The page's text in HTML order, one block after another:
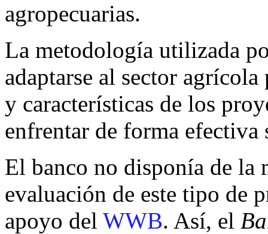
agropecuarias.
La metodología utilizada
adaptarse al sector agrícola
y características de los
enfrentar de forma efectiva
El banco no disponía de la
evaluación de este tipo de
apoyo del WWB. Así, el